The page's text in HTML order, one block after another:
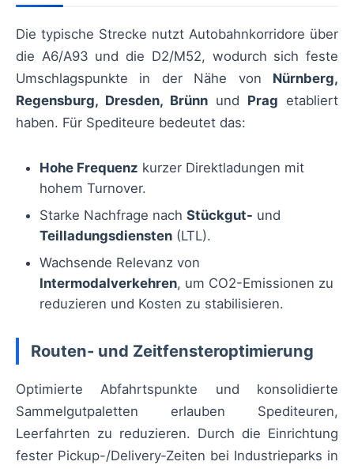
Die typische Strecke nutzt Autobahnkorridore über
die A6/A93 und die D2/M52, wodurch sich feste
Umschlagspunkte in der Nähe von Nürnberg,
Regensburg, Dresden, Brünn und Prag etabliert
haben. Für Spediteure bedeutet das:
Hohe Frequenz kurzer Direktladungen mit
hohem Turnover.
Starke Nachfrage nach Stückgut- und
Teilladungsdiensten (LTL).
Wachsende Relevanz von
Intermodalverkehren, um CO2-Emissionen zu
reduzieren und Kosten zu stabilisieren.
Routen- und Zeitfensteroptimierung
Optimierte Abfahrtspunkte und konsolidierte
Sammelgutpaletten erlauben Spediteuren,
Leerfahrten zu reduzieren. Durch die Einrichtung
fester Pickup-/Delivery‑Zeiten bei Industrieparks in